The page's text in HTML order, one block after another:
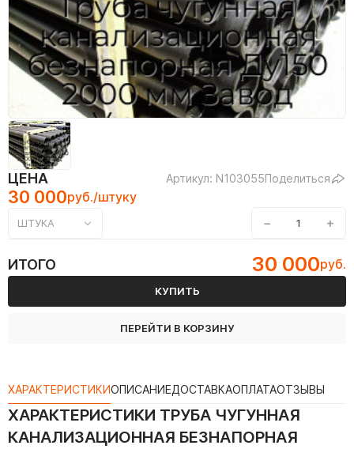
ЦЕНА Артикул: N103055Поделиться
30 000руб./штуку
ШТУКА − +
ИТОГО 30 000руб.
КУПИТЬ
ПЕРЕЙТИ В КОРЗИНУ
ХАРАКТЕРИСТИКИОПИСАНИЕДОСТАВКАОПЛАТАОТЗЫВЫ
ХАРАКТЕРИСТИКИ ТРУБА ЧУГУННАЯ
КАНАЛИЗАЦИОННАЯ БЕЗНАПОРНАЯ